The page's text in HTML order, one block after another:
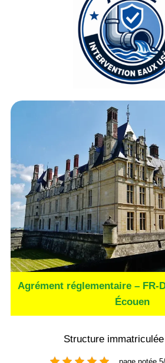
Agrément réglementaire – FR-
Écouen
Structure